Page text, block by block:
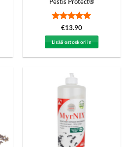
Pestis Protect®
Arvostelu
tuotteesta:5
/ 5
€13.90
Lisää ostoskoriin